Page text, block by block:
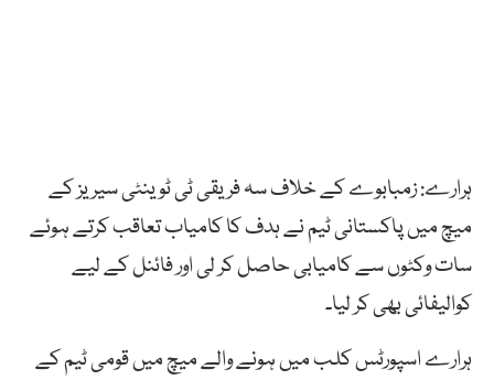
ہرارے: زمبابوے کے خلاف سہ فریقی ٹی ٹوینٹی سیریز کے
میچ میں پاکستانی ٹیم نے ہدف کا کامیاب تعاقب کرتے ہوئے
سات وکٹوں سے کامیابی حاصل کر لی اور فائنل کے لیے
کوالیفائی بھی کر لیا۔
ہرارے اسپورٹس کلب میں ہونے والے میچ میں قومی ٹیم کے